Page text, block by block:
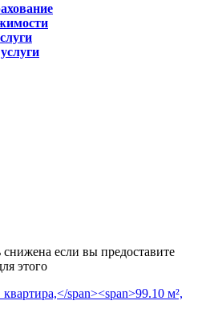
если вы предоставите
этого